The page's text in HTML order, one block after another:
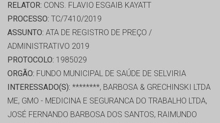
RELATOR: CONS. FLAVIO ESGAIB KAYATT
PROCESSO: TC/7410/2019
ASSUNTO: ATA DE REGISTRO DE PREÇO /
ADMINISTRATIVO 2019
PROTOCOLO: 1985029
ORGÃO: FUNDO MUNICIPAL DE SAÚDE DE SELVIRIA
INTERESSADO(S): ********, BARBOSA & GRECHINSKI LTDA
ME, GMO - MEDICINA E SEGURANCA DO TRABALHO LTDA,
JOSÉ FERNANDO BARBOSA DOS SANTOS, RAIMUNDO